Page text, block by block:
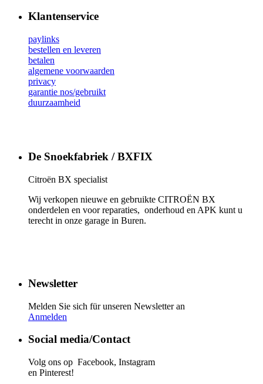
Klantenservice
paylinks
bestellen en leveren
betalen
algemene voorwaarden
privacy
garantie nos/gebruikt
duurzaamheid
De Snoekfabriek / BXFIX
Citroën BX specialist
Wij verkopen nieuwe en gebruikte CITROËN BX
onderdelen en voor reparaties, onderhoud en APK kunt u
terecht in onze garage in Buren.
Newsletter
Melden Sie sich für unseren Newsletter an
Anmelden
Social media/Contact
Volg ons op Facebook, Instagram
en Pinterest!